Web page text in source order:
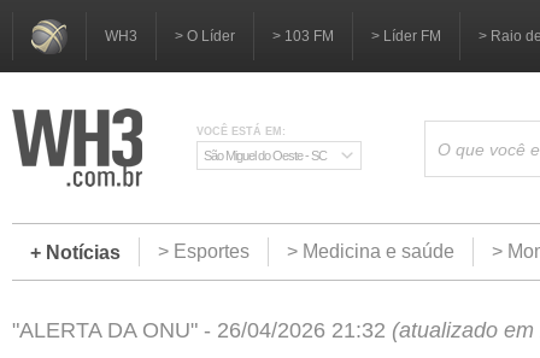
WH3 > O Líder > 103 FM > Líder FM > Raio
VOCÊ ESTÁ EM:
São Miguel do Oeste - SC
+ Notícias > Esportes > Medicina e saúde >
"ALERTA DA ONU" - 26/04/2026 21:32 (atualizado